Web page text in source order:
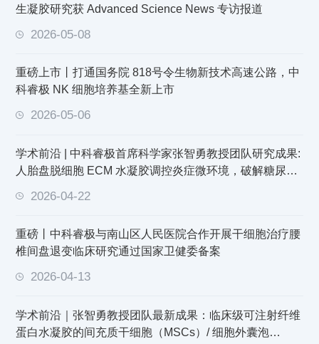
生凝胶研究获 Advanced Science News 专访报道
2026-05-08
重磅上市丨打通国务院 818号令生物新技术高速公路，中
科睿极 NK 细胞培养基全新上市
2026-05-06
学术前沿 | 中科睿极首席科学家张智勇教授团队研究成果:
人胎盘脱细胞 ECM 水凝胶调控炎症微环境，破解糖尿病
2026-04-22
重磅丨中科睿极与南山区人民医院合作开展干细胞治疗腰
椎间盘退变临床研究通过国家卫健委备案
2026-04-13
学术前沿｜张智勇教授团队最新成果：临床级可注射纤维
蛋白水凝胶的间充质干细胞（MSCs）/ 细胞外囊泡